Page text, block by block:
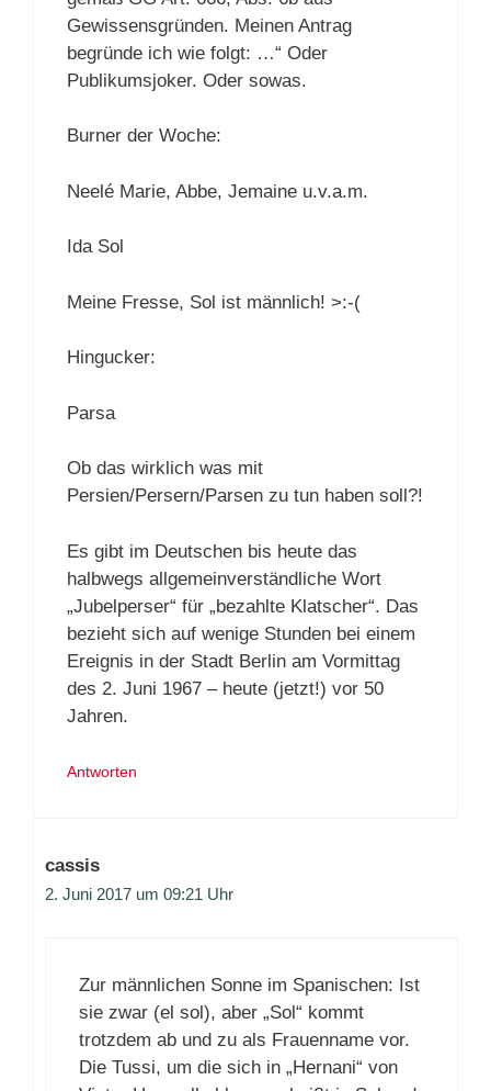
Gewissensgründen. Meinen Antrag
begründe ich wie folgt: …“ Oder
Publikumsjoker. Oder sowas.
Burner der Woche:
Neelé Marie, Abbe, Jemaine u.v.a.m.
Ida Sol
Meine Fresse, Sol ist männlich! >:-(
Hingucker:
Parsa
Ob das wirklich was mit
Persien/Persern/Parsen zu tun haben soll?!
Es gibt im Deutschen bis heute das
halbwegs allgemeinverständliche Wort
„Jubelperser“ für „bezahlte Klatscher“. Das
bezieht sich auf wenige Stunden bei einem
Ereignis in der Stadt Berlin am Vormittag
des 2. Juni 1967 – heute (jetzt!) vor 50
Jahren.
Antworten
cassis
2. Juni 2017 um 09:21 Uhr
Zur männlichen Sonne im Spanischen: Ist
sie zwar (el sol), aber „Sol“ kommt
trotzdem ab und zu als Frauenname vor.
Die Tussi, um die sich in „Hernani“ von